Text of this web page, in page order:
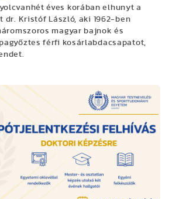
éves korában elhunyt a
dr. Kristóf László, aki 1962-ben
magyar bajnok és
férfi kosárlabdacsapatot,